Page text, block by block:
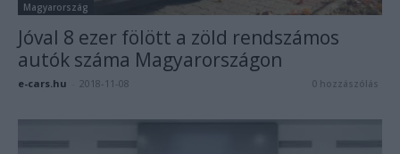
Magyarország
Jóval 8 ezer fölött a zöld rendszámos
autók száma Magyarországon
e-cars.hu 2018-11-08 0 hozzászólás